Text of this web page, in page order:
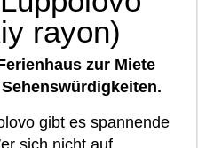
rayon)
zur Miete
gibt es spannende
sich nicht auf